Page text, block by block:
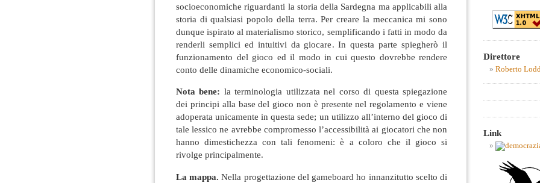
socioeconomiche riguardanti la storia della Sardegna ma applicabili alla
storia di qualsiasi popolo della terra. Per creare la meccanica mi sono
dunque ispirato al materialismo storico, semplificando i fatti in modo da
renderli semplici ed intuitivi da giocare. In questa parte spiegherò il
funzionamento del gioco ed il modo in cui questo dovrebbe rendere
conto delle dinamiche economico-sociali.
Nota bene: la terminologia utilizzata nel corso di questa spiegazione
dei principi alla base del gioco non è presente nel regolamento e viene
adoperata unicamente in questa sede; un utilizzo all’interno del gioco di
tale lessico ne avrebbe compromesso l’accessibilità ai giocatori che non
hanno dimestichezza con tali fenomeni: è a coloro che il gioco si
rivolge principalmente.
La mappa.Nella progettazione del gameboard ho innanzitutto scelto di
Direttore
Roberto
Link